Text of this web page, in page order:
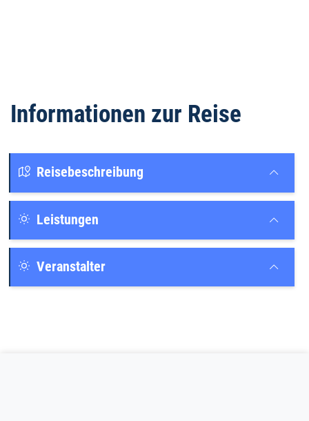
Informationen zur Reise
Reisebeschreibung
Leistungen
Veranstalter